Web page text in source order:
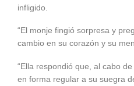
infligido.
“El monje fingió sorpresa y
cambio en su corazón y su
“Ella respondió que, al cabo
en forma regular a su suegra